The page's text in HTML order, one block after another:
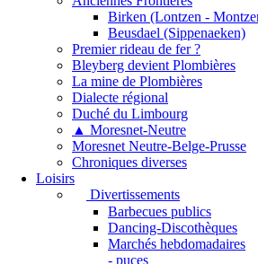
Birken (Lontzen -
Beusdael (Sippenaeken)
Premier rideau de fer ?
Bleyberg devient Plombières
La mine de Plombières
Dialecte régional
Duché du Limbourg
▲ Moresnet-Neutre
Moresnet Neutre-Belge-Prusse
Chroniques diverses
Loisirs
Divertissements
Barbecues publics
Dancing-Discothèques
Marchés hebdomadaires
- puces